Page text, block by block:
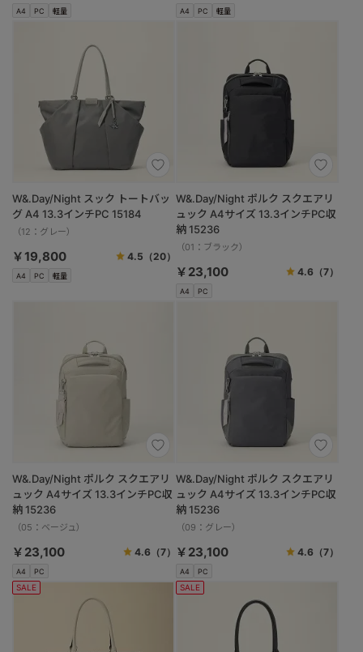
A4 PC 軽量 A4 PC 軽量
A4 PC 軽量
W&.Day/Night スック トートバッ
グ A4 13.3インチPC 15184
（12：グレー）
￥19,800 4.5 （20）
A4 PC
W&.Day/Night ポルク スクエアリ
ュック A4サイズ 13.3インチPC収
納 15236
（01：ブラック）
￥23,100 4.6 （7）
A4 PC
W&.Day/Night ポルク スクエアリ
ュック A4サイズ 13.3インチPC収
納 15236
（05：ベージュ）
￥23,100 4.6 （7）
A4 PC
W&.Day/Night ポルク スクエアリ
ュック A4サイズ 13.3インチPC収
納 15236
（09：グレー）
￥23,100 4.6 （7）
SALE SALE